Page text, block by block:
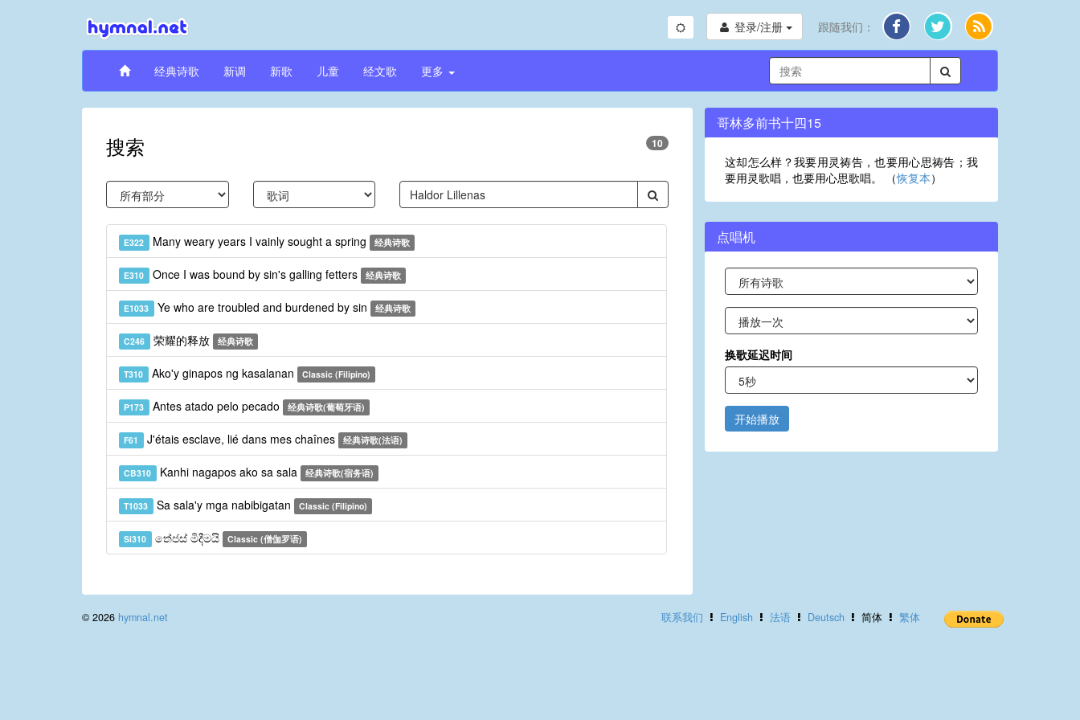
登录/注册 跟随我们：
经典诗歌 新调 新歌 儿童 经文歌 更多
搜索 10
E322 Many weary years I vainly sought a spring 经典诗歌
E310 Once I was bound by sin's galling fetters 经典诗歌
E1033 Ye who are troubled and burdened by sin 经典诗歌
C246 荣耀的释放 经典诗歌
T310 Ako'y ginapos ng kasalanan Classic (Filipino)
P173 Antes atado pelo pecado 经典诗歌(葡萄牙语)
F61 J'étais esclave, lié dans mes chaînes 经典诗歌(法语)
CB310 Kanhi nagapos ako sa sala 经典诗歌(宿务语)
T1033 Sa sala'y mga nabibigatan Classic (Filipino)
Si310 තේජස් මිදීමයි Classic (僧伽罗语)
哥林多前书十四15
这却怎么样？我要用灵祷告，也要用心思祷告；我
要用灵歌唱，也要用心思歌唱。 （恢复本）
点唱机
换歌延迟时间
开始播放
联系我们 English 法语 Deutsch 简体 繁体
© 2026 hymnal.net